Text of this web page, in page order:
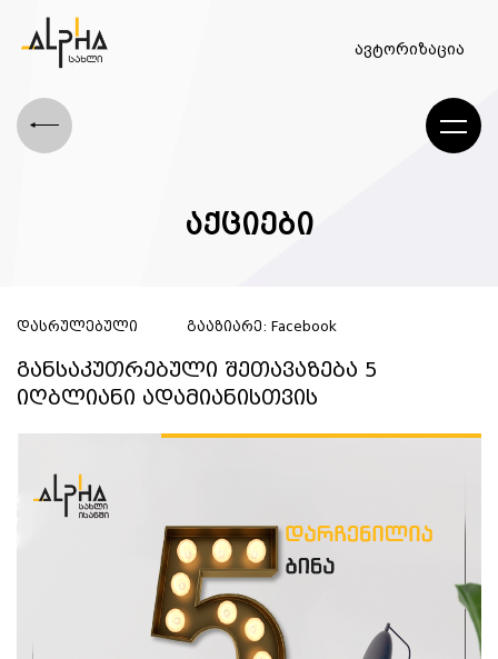
ავტორიზაცია
აქციები
დასრულებული გააზიარე: Facebook
განსაკუთრებული შეთავაზება 5
იღბლიანი ადამიანისთვის